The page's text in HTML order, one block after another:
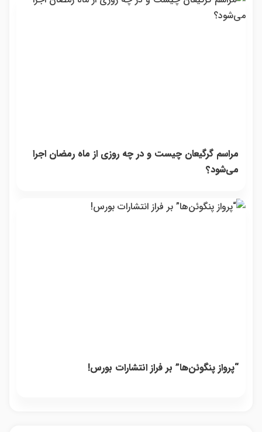
مراسم گرگیعان چیست و در چه روزی از ماه رمضان اجرا
می‌شود؟
“پرواز پنگوئن‌ها” بر فراز انتشارات بورس!